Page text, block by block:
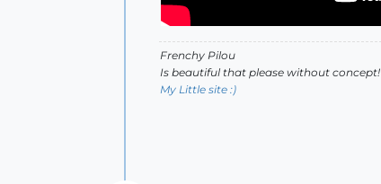
Frenchy Pilou
Is beautiful that please without concept!
My Little site :)